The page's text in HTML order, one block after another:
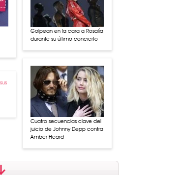
Golpean en la cara a Rosalía
durante su último concierto
Cuatro secuencias clave del
juicio de Johnny Depp contra
Amber Heard